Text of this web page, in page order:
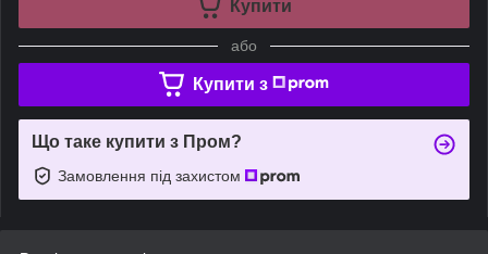
Купити
або
Купити з
Що таке купити з Пром?
Замовлення під захистом